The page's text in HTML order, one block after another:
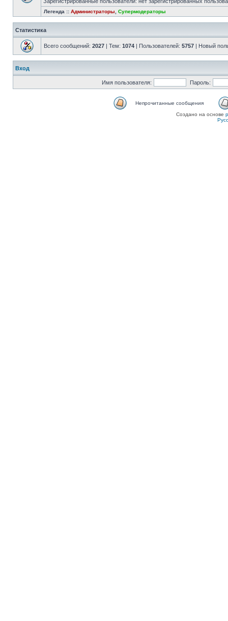
Легенда :: Администраторы Супермодераторы
Статистика
Всего сообщений: 2027 | Тем: 1074 | Пользователей: 5757 | Новый
Вход
Имя пользователя: Пароль:
Непрочитанные сообщения
Создано на основе